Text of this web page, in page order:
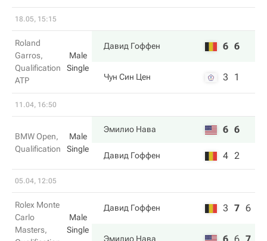
18.05, 15:15
Roland
Garros,
Qualification
ATP
Male
Single
Давид Гоффен 6 6
Чун Син Цен 3 1
11.04, 16:50
BMW Open,
Qualification
Male
Single
Эмилио Нава 6 6
Давид Гоффен 4 2
05.04, 12:05
Rolex Monte
Carlo
Masters,
Male
Single
Давид Гоффен 3 7 6
Эмилио Нава